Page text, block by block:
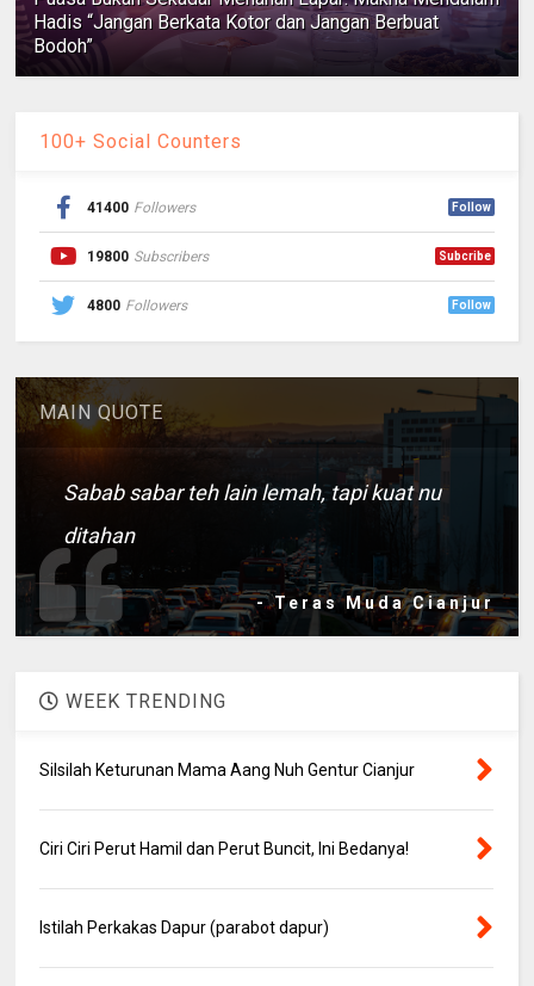
Hadis “Jangan Berkata Kotor dan Jangan Berbuat
Bodoh”
100+ Social Counters
41400 Followers Follow
19800 Subscribers Subcribe
4800 Followers Follow
MAIN QUOTE
Sabab sabar teh lain lemah, tapi kuat nu
ditahan
- Teras Muda Cianjur
WEEK TRENDING
Silsilah Keturunan Mama Aang Nuh Gentur Cianjur
Ciri Ciri Perut Hamil dan Perut Buncit, Ini Bedanya!
Istilah Perkakas Dapur (parabot dapur)